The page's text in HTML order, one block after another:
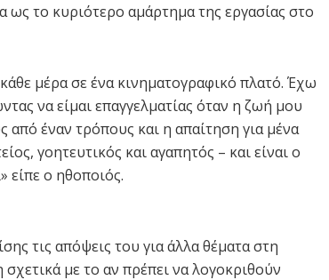
το κυριότερο αμάρτημα της εργασίας στο
μέρα σε ένα κινηματογραφικό πλατό. Έχω
να είμαι επαγγελματίας όταν η ζωή μου
από έναν τρόπους και η απαίτηση για μένα
γοητευτικός και αγαπητός – και είναι ο
είπε ο ηθοποιός.
τις απόψεις του για άλλα θέματα στη
με το αν πρέπει να λογοκριθούν